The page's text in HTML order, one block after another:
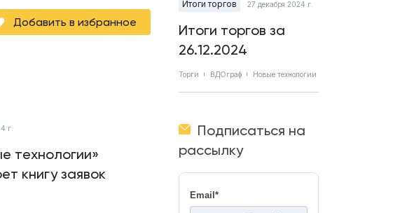
Добавить в избранное
г.
технологии»
книгу заявок
Итоги торгов 27 декабря 2024 г.
Итоги торгов за
26.12.2024
Торги ВДОграф Новые технологии
Подписаться на
рассылку
Email *